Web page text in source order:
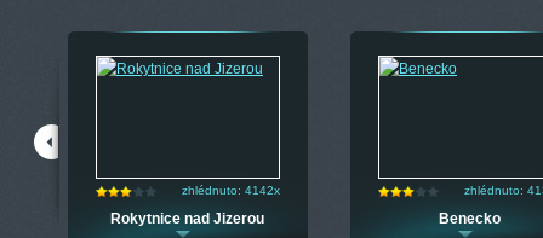
zhlédnuto: 4142x
Rokytnice nad Jizerou
zhlédnuto:
Benecko